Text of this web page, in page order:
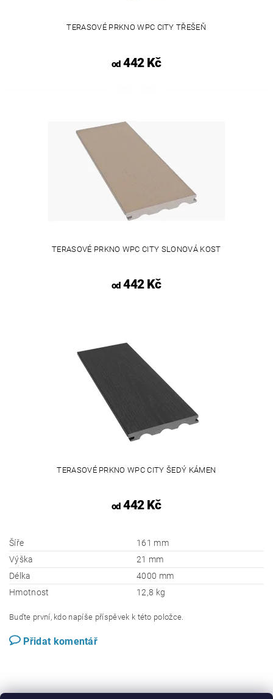
TERASOVÉ PRKNO WPC CITY TŘEŠEŇ
od442 Kč
TERASOVÉ PRKNO WPC CITY SLONOVÁ KOST
od442 Kč
TERASOVÉ PRKNO WPC CITY ŠEDÝ KÁMEN
od442 Kč
Šíře
161 mm
Výška
21 mm
Délka
4000 mm
Hmotnost
12,8 kg
Buďte první, kdo napíše příspěvek k této položce.
Přidat komentář